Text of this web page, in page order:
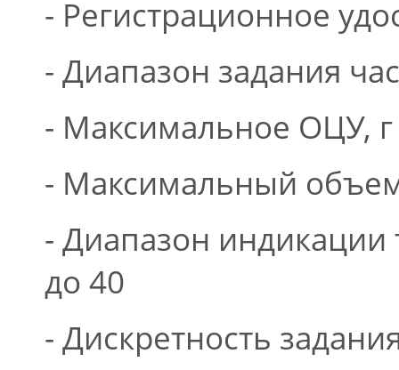
- Регистрационное
- Диапазон задания
- Максимальное ОЦУ, г
- Максимальный
- Диапазон индикации
до 40
- Дискретность